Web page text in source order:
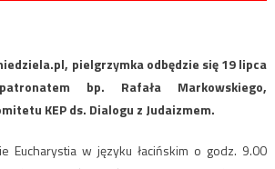
pielgrzymka odbędzie się 19 lipca
bp. Rafała Markowskiego,
KEP ds. Dialogu z Judaizmem.
Eucharystia w języku łacińskim o godz. 9.00